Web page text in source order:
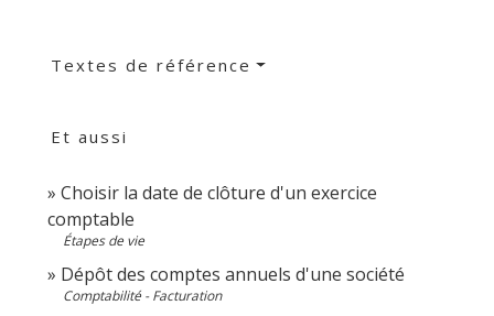
Textes de référence
Et aussi
Choisir la date de clôture d'un exercice
comptable
Étapes de vie
Dépôt des comptes annuels d'une société
Comptabilité - Facturation